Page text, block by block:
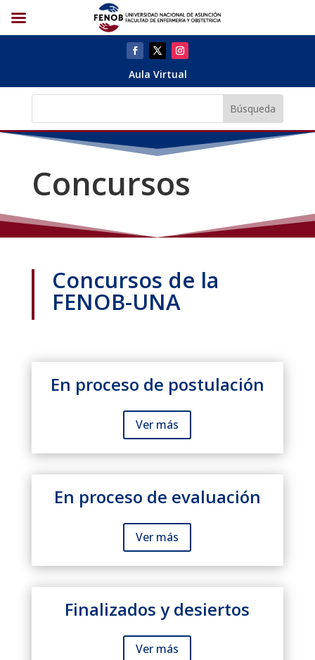
Aula Virtual
Concursos
Concursos de la
FENOB-UNA
En proceso de postulación
Ver más
En proceso de evaluación
Ver más
Finalizados y desiertos
Ver más